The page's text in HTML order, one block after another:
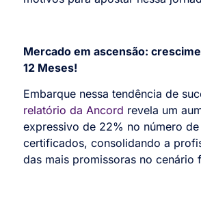
Mercado em ascensão:
12 Meses!
Embarque nessa tendência de
relatório da Ancord revela um
expressivo de 22% no número de
certificados, consolidando a
das mais promissoras no cenário